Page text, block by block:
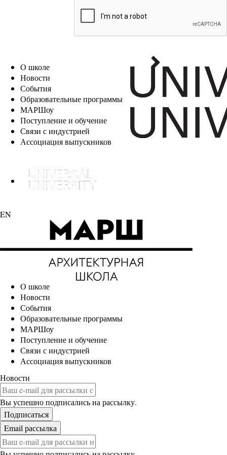
EN
О школе
Новости
События
Образовательные программы
МАРШоу
Поступление и обучение
Связи с индустрией
Ассоциация выпускников
EN
О школе
Новости
События
Образовательные программы
МАРШоу
Поступление и обучение
Связи с индустрией
Ассоциация выпускников
Новости
Вы успешно подписались на рассылку.